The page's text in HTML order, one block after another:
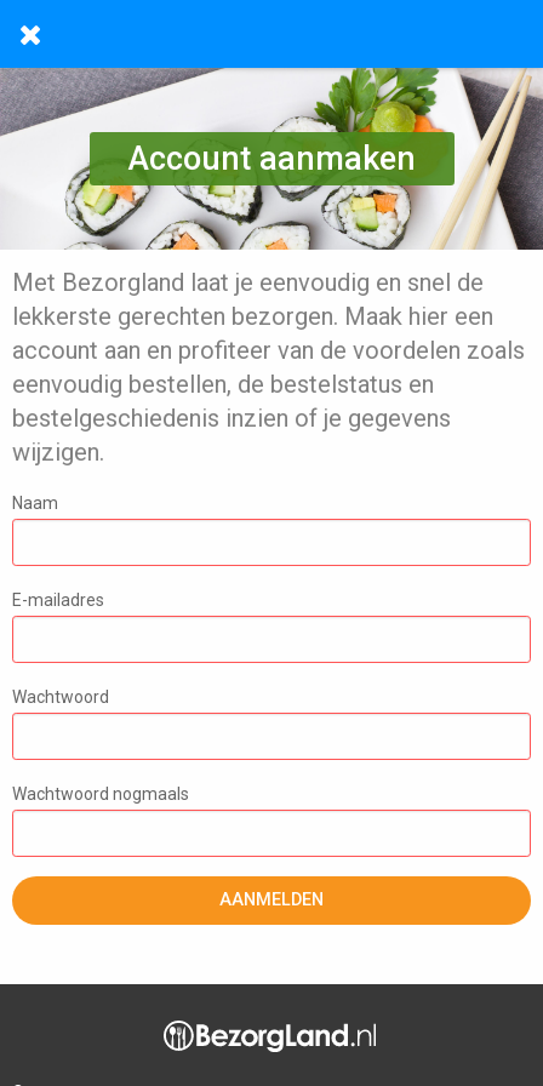
Account aanmaken
Met Bezorgland laat je eenvoudig en snel de
lekkerste gerechten bezorgen. Maak hier een
account aan en profiteer van de voordelen zoals
eenvoudig bestellen, de bestelstatus en
bestelgeschiedenis inzien of je gegevens
wijzigen.
Naam
E-mailadres
Wachtwoord
Wachtwoord nogmaals
AANMELDEN